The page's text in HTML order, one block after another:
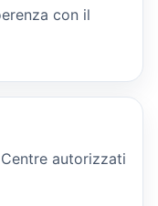
con il
autorizzati